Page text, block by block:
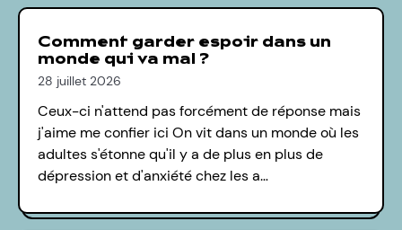
Comment garder espoir dans un
monde qui va mal ?
28 juillet 2026
Ceux-ci n'attend pas forcément de réponse mais
j'aime me confier ici On vit dans un monde où les
adultes s'étonne qu'il y a de plus en plus de
dépression et d'anxiété chez les a…